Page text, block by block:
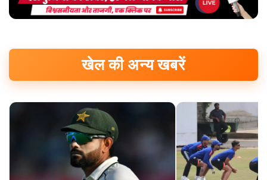
खेल की अन्य खबरें